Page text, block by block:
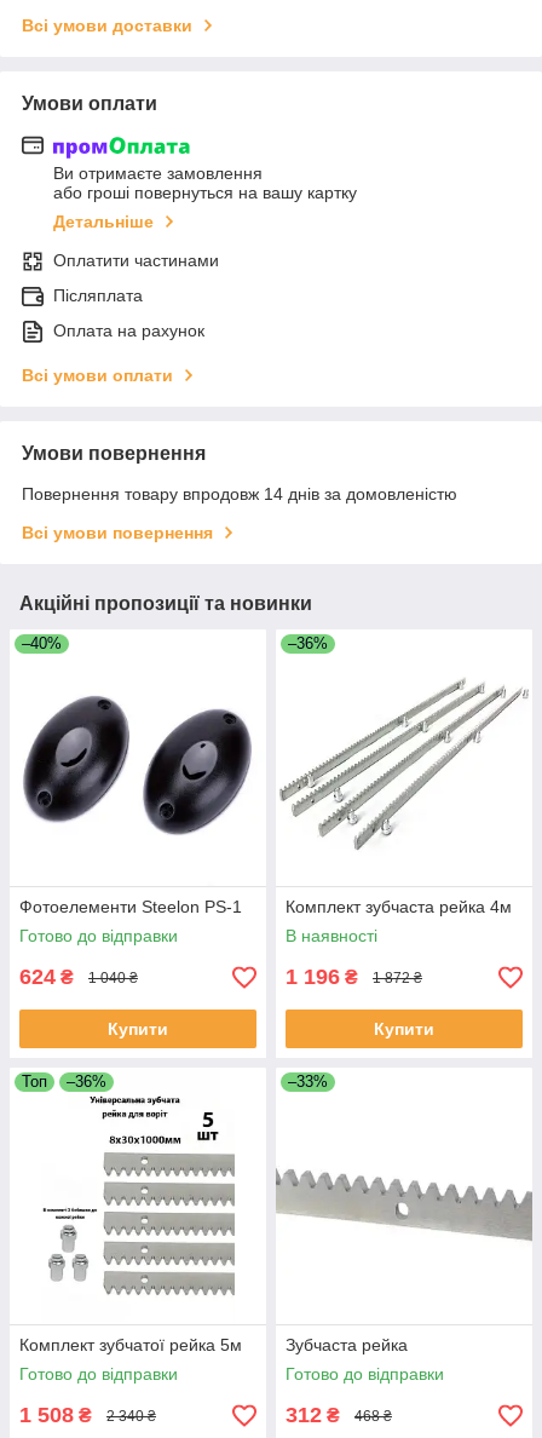
Всі умови доставки
Умови оплати
Ви отримаєте замовлення
або гроші повернуться на вашу картку
Детальніше
Оплатити частинами
Післяплата
Оплата на рахунок
Всі умови оплати
Умови повернення
Повернення товару впродовж 14 днів за домовленістю
Всі умови повернення
Акційні пропозиції та новинки
–40%
Фотоелементи Steelon PS-1
Готово до відправки
624 ₴ 1 040 ₴
Купити
–36%
Комплект зубчаста рейка 4м
В наявності
1 196 ₴ 1 872 ₴
Купити
Топ –36%
Комплект зубчатої рейка 5м
Готово до відправки
1 508 ₴ 2 340 ₴
–33%
Зубчаста рейка
Готово до відправки
312 ₴ 468 ₴